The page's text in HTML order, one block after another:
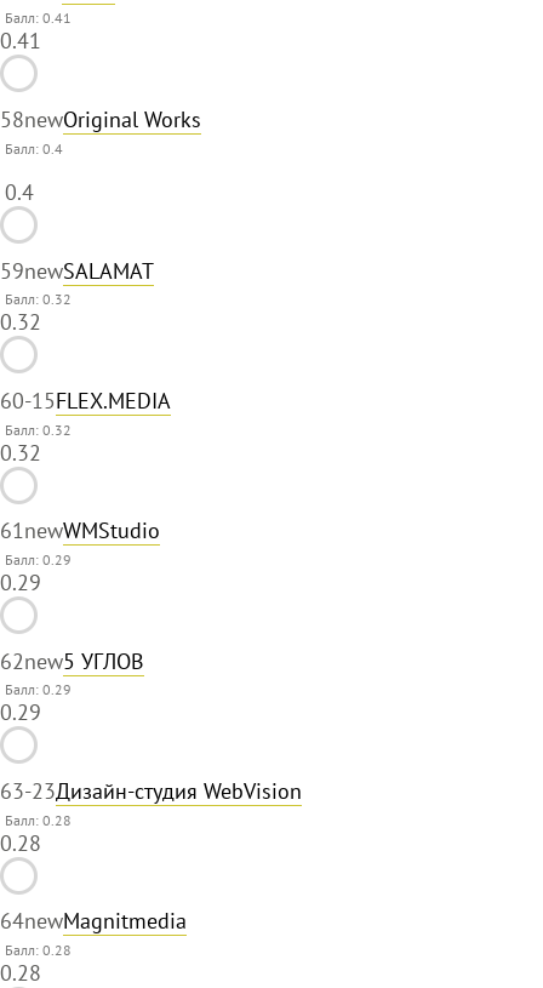
Балл: 0.41
0.41
58newOriginal Works
Балл:0.4
0.4
59newSALAMAT
Балл: 0.32
0.32
60-15FLEX.MEDIA
Балл: 0.32
0.32
61newWMStudio
Балл: 0.29
0.29
62new5 УГЛОВ
Балл: 0.29
0.29
63-23Дизайн-студия WebVision
Балл: 0.28
0.28
64newMagnitmedia
Балл: 0.28
0.28